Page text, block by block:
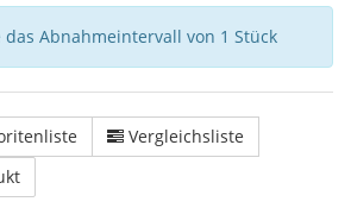
das Abnahmeintervall von 1 Stück
Vergleichsliste